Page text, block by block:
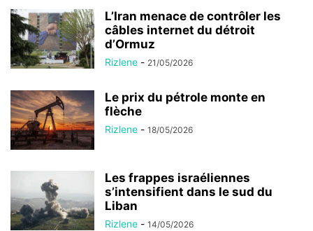
L’Iran menace de contrôler les
câbles internet du détroit
d’Ormuz
Rizlene - 21/05/2026
Le prix du pétrole monte en
flèche
Rizlene - 18/05/2026
Les frappes israéliennes
s’intensifient dans le sud du
Liban
Rizlene - 14/05/2026